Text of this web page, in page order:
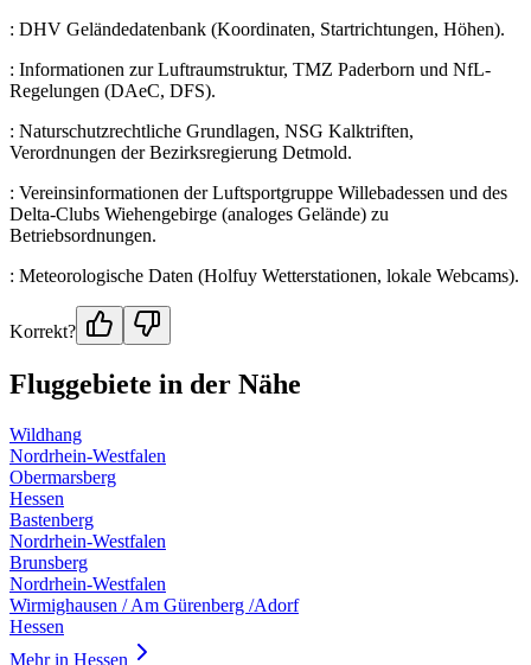
: DHV Geländedatenbank (Koordinaten, Startrichtungen, Höhen).
: Informationen zur Luftraumstruktur, TMZ Paderborn und NfL-
Regelungen (DAeC, DFS).
: Naturschutzrechtliche Grundlagen, NSG Kalktriften,
Verordnungen der Bezirksregierung Detmold.
: Vereinsinformationen der Luftsportgruppe Willebadessen und des
Delta-Clubs Wiehengebirge (analoges Gelände) zu
Betriebsordnungen.
: Meteorologische Daten (Holfuy Wetterstationen, lokale Webcams).
Korrekt?
Fluggebiete in der Nähe
Wildhang
Nordrhein-Westfalen
Obermarsberg
Hessen
Bastenberg
Nordrhein-Westfalen
Brunsberg
Nordrhein-Westfalen
Wirmighausen / Am Gürenberg /Adorf
Hessen
Mehr in Hessen